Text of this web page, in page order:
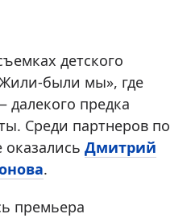
детского
были мы», где
далекого предка
Среди партнеров по
Дмитрий
.
премьера